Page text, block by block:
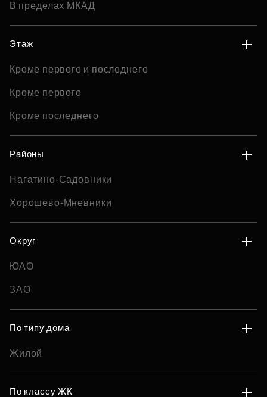
В пределах МКАД
Этаж
Кроме первого и последнего
Кроме первого
Кроме последнего
Районы
Нагатино-Садовники
Хорошево-Мневники
Округ
ЮАО
ЗАО
По типу дома
Жилой
По классу ЖК